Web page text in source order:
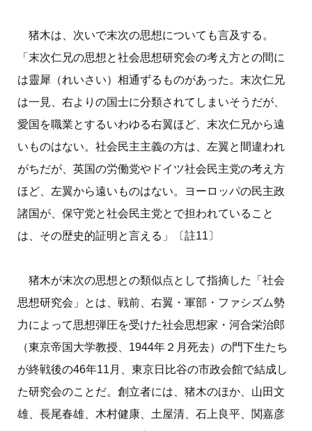
猪木は、次いで末次の思想についても言及する。
「末次仁兄の思想と社会思想研究会の考え方との間に
は靈犀（れいさい）相通ずるものがあった。末次仁兄
は一見、右よりの国士に分類されてしまいそうだが、
愛国を職業とするいわゆる右翼ほど、末次仁兄から遠
いものはない。社会民主主義の方は、左翼と間違われ
がちだが、英国の労働党やドイツ社会民主党の考え方
ほど、左翼から遠いものはない。ヨーロッパの民主政
諸国が、保守党と社会民主党とで担われていること
は、その歴史的証明と言える」〔註11〕
猪木が末次の思想との類似点として指摘した「社会
思想研究会」とは、戦前、右翼・軍部・ファシズム勢
力によって思想弾圧を受けた社会思想家・河合栄治郎
（東京帝国大学教授、1944年２月死去）の門下生たち
が終戦後の46年11月、東京日比谷の市政会館で結成し
た研究会のことだ。創立者には、猪木のほか、山田文
雄、長尾春雄、木村健康、土屋清、石上良平、関嘉彦